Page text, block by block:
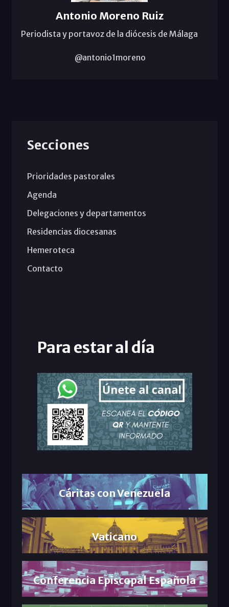
Antonio Moreno Ruiz
Periodista y portavoz de la diócesis de Málaga
@antonio1moreno
Secciones
Prioridades pastorales
Agenda
Delegaciones y departamentos
Residencias diocesanas
Hemeroteca
Contacto
Para estar al día
Cáritas con Venezuela
Vaticano
Conferencia Episcopal Española